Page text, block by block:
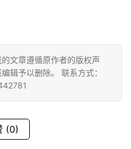
文章遵循原作者的版权声
辑予以删除。 联系方式：
(0)